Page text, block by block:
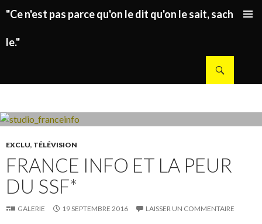
"Ce n'est pas parce qu'on le dit qu'on le sait, sachez
le."
EXCLU, TÉLÉVISION
FRANCE INFO ET LA PEUR
DU SSF*
GALERIE 19 SEPTEMBRE 2016 LAISSER UN COMMENTAIRE